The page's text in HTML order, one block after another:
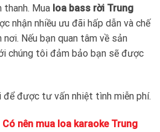
thanh. Mua loa bass rời Trung
nhận nhiều ưu đãi hấp dẫn và chế
Nếu bạn quan tâm về sản
chúng tôi đảm bảo bạn sẽ được
để được tư vấn nhiệt tình miễn phí.
Có nên mua loa karaoke Trung